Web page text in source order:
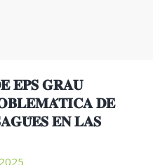
𝐄𝐏𝐒 𝐆𝐑𝐀𝐔
𝐃𝐄
𝐄𝐍 𝐋𝐀𝐒